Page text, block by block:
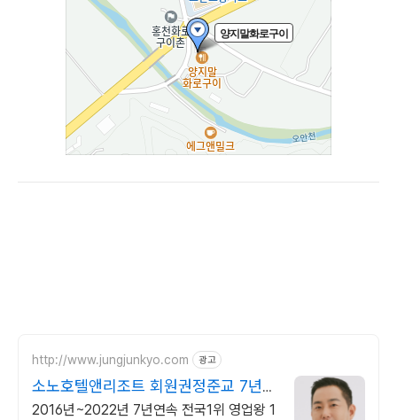
http://www.jungjunkyo.com 광고
소노호텔앤리조트 회원권정준교 7년연
속 1위 영업왕
2016년~2022년 7년연속 전국1위 영업왕 1